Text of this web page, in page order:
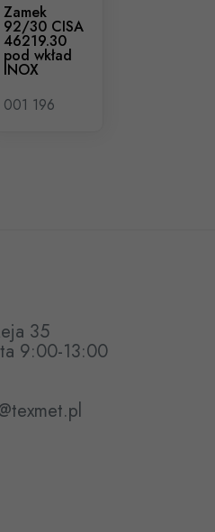
Zamek
92/30 CISA
46219.30
pod wkład
INOX
001 196
35
9:00-13:00